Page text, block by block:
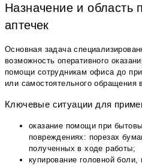
Назначение и
аптечек
Основная задача
возможность оперативного
помощи сотрудникам офиса до
или самостоятельного обращения
Ключевые ситуации для
оказание помощи при
повреждениях: порезах
полученных в ходе работы;
купирование головной